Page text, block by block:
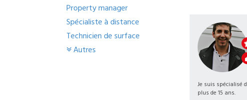
Property manager
Spécialiste à distance
Technicien de surface
Autres
Je suis spécialisé
plus de 15 ans.